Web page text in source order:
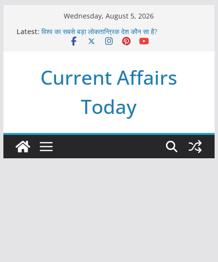
Wednesday, August 5, 2026
Latest: विश्व का सबसे बड़ा लोकतान्त्रिक देश कौन सा है?
Refeeding Syndrome and its Management
विश्व में कितने प्रकार के शासन होते है?
Current Affairs
Today